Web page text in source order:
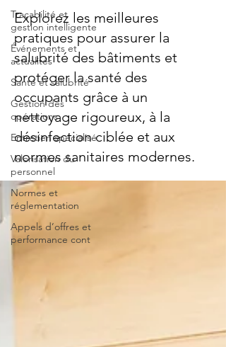
Traçabilité et
gestion intelligente
Événements et
actualités
Santé et salubrité
Gestion des
opérations
Entretien spécialisé
Valorisation du
personnel
Normes et
réglementation
Appels d’offres et
performance cont
Explorez les meilleures
pratiques pour assurer la
salubrité des bâtiments et
protéger la santé des
occupants grâce à un
nettoyage rigoureux, à la
désinfection ciblée et aux
normes sanitaires modernes.